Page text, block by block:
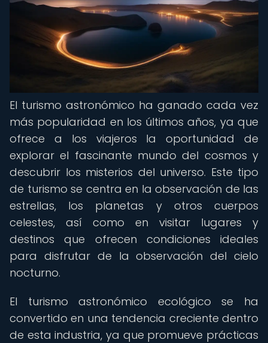
El turismo astronómico ha ganado cada vez
más popularidad en los últimos años, ya que
ofrece a los viajeros la oportunidad de
explorar el fascinante mundo del cosmos y
descubrir los misterios del universo. Este tipo
de turismo se centra en la observación de las
estrellas, los planetas y otros cuerpos
celestes, así como en visitar lugares y
destinos que ofrecen condiciones ideales
para disfrutar de la observación del cielo
nocturno.
El turismo astronómico ecológico se ha
convertido en una tendencia creciente dentro
de esta industria, ya que promueve prácticas